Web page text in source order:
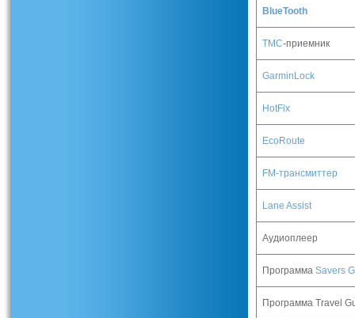
BlueTooth
TMC-приемник
GarminLock
HotFix
EcoRoute
FM-трансмиттер
Lane Assist
Аудиоплеер
ПрограммаSavers
ПрограммаTravel